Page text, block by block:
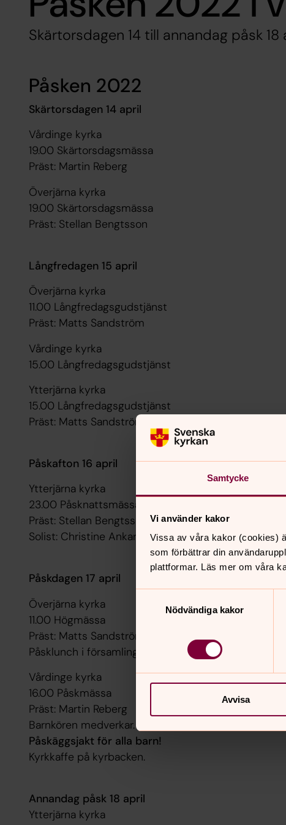
Samtycke
Vi använder kakor
Vissa av våra kakor (cookies)
som förbättrar din
plattformar. Läs mer om våra
Nödvändiga kakor
Avvisa
Skärtorsdagen 14 till annandag påsk 18
Påsken 2022
Skärtorsdagen 14 april
Vårdinge kyrka
19.00 Skärtorsdagsmässa
Präst: Martin Reberg
Överjärna kyrka
19.00 Skärtorsdagsmässa
Präst: Stellan Bengtsson
Långfredagen 15 april
Överjärna kyrka
11.00 Långfredagsgudstjänst
Präst: Matts Sandström
Vårdinge kyrka
15.00 Långfredagsgudstjänst
Ytterjärna kyrka
15.00 Långfredagsgudstjänst
Präst: Matts Sandström
Påskafton 16 april
Ytterjärna kyrka
23.00 Påsknattsmässa
Präst: Stellan Bengtsson
Solist: Christine Ankarswärd.
Påskdagen 17 april
Överjärna kyrka
11.00 Högmässa
Präst: Matts Sandström
Påsklunch i församlingshemmet
Vårdinge kyrka
16.00 Påskmässa
Präst: Martin Reberg
Barnkören medverkar.
Påskäggsjakt för alla barn!
Kyrkkaffe på kyrbacken.
Annandag påsk 18 april
Ytterjärna kyrka